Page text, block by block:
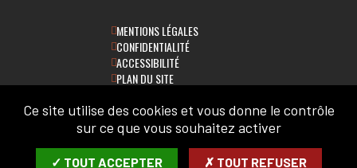
MENTIONS LÉGALES
CONFIDENTIALITÉ
ACCESSIBILITÉ
PLAN DU SITE
LETTRE D'INFORMATION
SAISIR VOTRE COURRIEL:
Ce site utilise des cookies et vous donne le contrôle
sur ce que vous souhaitez activer
✓ TOUT ACCEPTER ✗ TOUT REFUSER